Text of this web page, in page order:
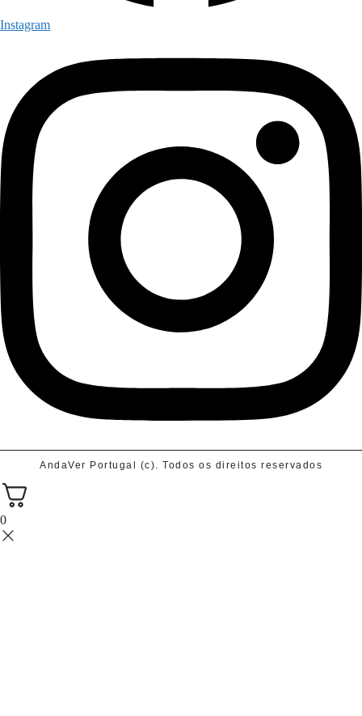
Instagram
AndaVer Portugal (c). Todos os direitos reservados
0